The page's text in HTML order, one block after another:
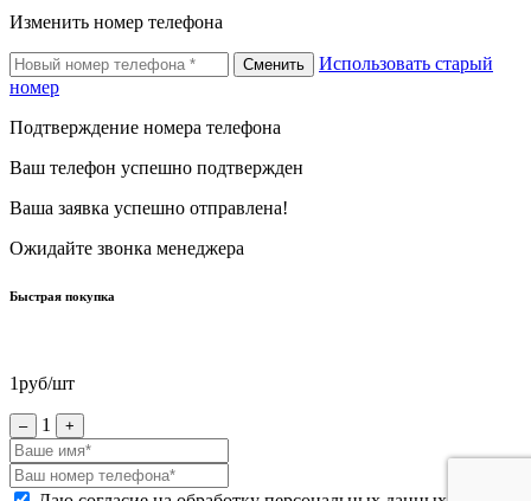
Изменить номер телефона
Сменить
Использовать старый
номер
Подтверждение номера телефона
Ваш телефон успешно подтвержден
Ваша заявка успешно отправлена!
Ожидайте звонка менеджера
Быстрая покупка
1руб/шт
– 1 +